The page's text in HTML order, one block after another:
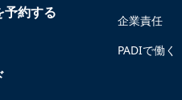
予約する
企業責任
PADIで働く